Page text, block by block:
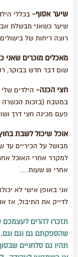
שיער אסוף- בכללי
שיער כשאני מבשלת
רוצה ריחות של
מאכלים מוכרים שאני
שום דבר חדש בבוקר, רק
חצי הכנה- הילדים
במטבח (בזכות הכשרה
פעם מכינה חצי דרך
אוכל שיכול לשבת
מבושל על הכיריים עד
למקרר אחרי האוכל
אחרי 10 שעות….
אני באופן אישי לא
לדייק את התיבול, אז
תזכרו להרים לעצמכם
שהספקתם גם וגם וגם,
תהיו גם סלחניים